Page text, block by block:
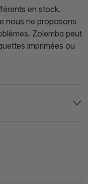
en stock.
nous ne proposons
Zolemba peut
imprimées ou